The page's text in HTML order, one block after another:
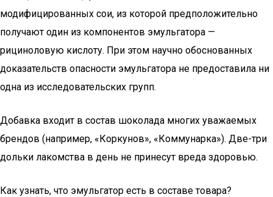
модифицированных сои, из которой предположительно
получают один из компонентов эмульгатора —
рициноловую кислоту. При этом научно обоснованных
доказательств опасности эмульгатора не предоставила ни
одна из исследовательских групп.
Добавка входит в состав шоколада многих уважаемых
брендов (например, «Коркунов», «Коммунарка»). Две-три
дольки лакомства в день не принесут вреда здоровью.
Как узнать, что эмульгатор есть в составе товара?